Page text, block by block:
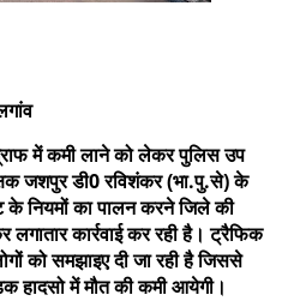
में कमी लाने को लेकरपुलिस उप
जशपुर डी0 रविशंकर (भा.पु.से)के
के नियमों का पालन करने जिले की
लगातार कार्रवाई कर रही है। ट्रैफिक
को समझाइए दी जा रही है जिससे
हादसो में मौत की कमी आयेगी।